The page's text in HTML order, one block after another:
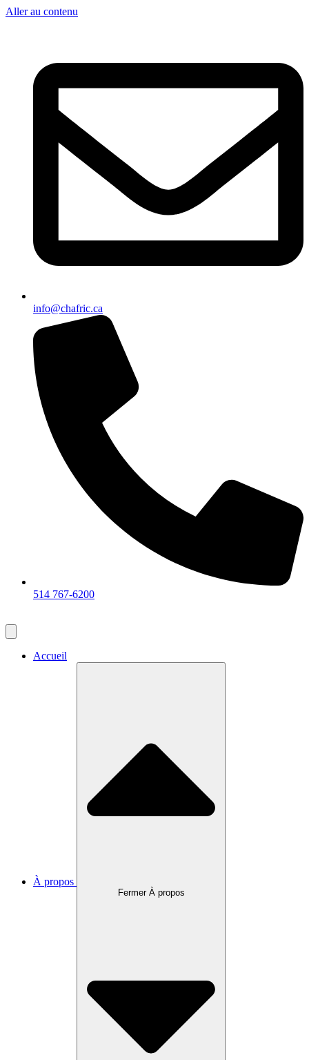
Aller au contenu
info@chafric.ca
514 767-6200
Accueil
À propos
Fermer À propos